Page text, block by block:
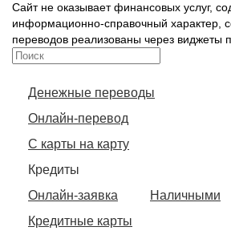
Сайт не оказывает финансовых услуг,
информационно-справочный характер,
переводов реализованы через виджеты
Денежные переводы
Онлайн-перевод
С карты на карту
Кредиты
Онлайн-заявка
Наличными
Кредитные карты